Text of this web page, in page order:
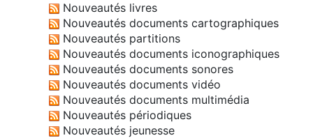
Nouveautés livres
Nouveautés documents cartographiques
Nouveautés partitions
Nouveautés documents iconographiques
Nouveautés documents sonores
Nouveautés documents vidéo
Nouveautés documents multimédia
Nouveautés périodiques
Nouveautés jeunesse